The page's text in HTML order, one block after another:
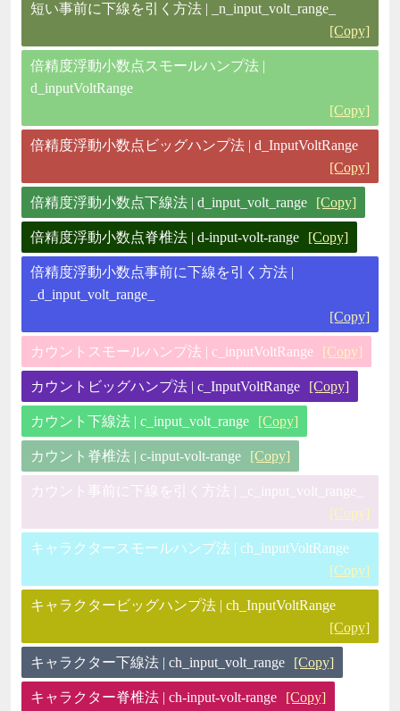
短い事前に下線を引く方法 | _n_input_volt_range_
[Copy]
倍精度浮動小数点スモールハンプ法 |
d_inputVoltRange
[Copy]
倍精度浮動小数点ビッグハンプ法 | d_InputVoltRange
[Copy]
倍精度浮動小数点下線法 | d_input_volt_range [Copy]
倍精度浮動小数点脊椎法 | d-input-volt-range [Copy]
倍精度浮動小数点事前に下線を引く方法 |
_d_input_volt_range_
[Copy]
カウントスモールハンプ法 | c_inputVoltRange [Copy]
カウントビッグハンプ法 | c_InputVoltRange [Copy]
カウント下線法 | c_input_volt_range [Copy]
カウント脊椎法 | c-input-volt-range [Copy]
カウント事前に下線を引く方法 | _c_input_volt_range_
[Copy]
キャラクタースモールハンプ法 | ch_inputVoltRange
[Copy]
キャラクタービッグハンプ法 | ch_InputVoltRange
[Copy]
キャラクター下線法 | ch_input_volt_range [Copy]
キャラクター脊椎法 | ch-input-volt-range [Copy]